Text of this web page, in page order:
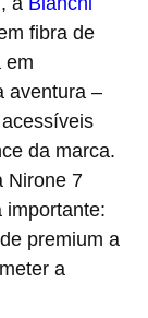
fibra de
em
aventura –
da marca.
Nirone 7
importante:
premium a
a